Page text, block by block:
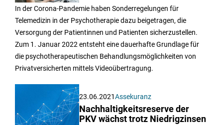
In der Corona-Pandemie haben Sonderregelungen für
Telemedizin in der Psychotherapie dazu beigetragen, die
Versorgung der Patientinnen und Patienten sicherzustellen.
Zum 1. Januar 2022 entsteht eine dauerhafte Grundlage für
die psychotherapeutischen Behandlungsmöglichkeiten von
Privatversicherten mittels Videoübertragung.
23.06.2021Assekuranz
Nachhaltigkeitsreserve der
PKV wächst trotz Niedrigzinsen